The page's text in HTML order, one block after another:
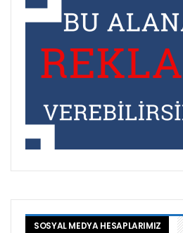
SOSYAL MEDYA HESAPLARIMIZ